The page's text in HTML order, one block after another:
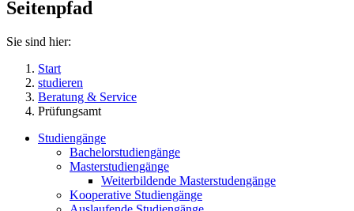
Seitenpfad
Sie sind hier:
Start
studieren
Beratung & Service
Prüfungsamt
Studiengänge
Bachelorstudiengänge
Masterstudiengänge
Weiterbildende Masterstudengänge
Kooperative Studiengänge